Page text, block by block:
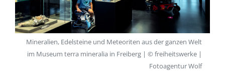
Mineralien, Edelsteine und Meteoriten aus der ganzen Welt
im Museum terra mineralia in Freiberg | © freiheitswerke |
Fotoagentur Wolf